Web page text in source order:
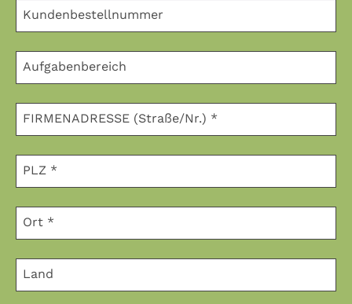
Kundenbestellnummer
Aufgabenbereich
FIRMENADRESSE (Straße/Nr.) *
PLZ *
Ort *
Land